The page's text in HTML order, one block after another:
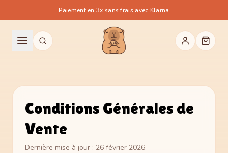
Paiement en 3x sans frais avec Klarna
Conditions Générales de
Vente
Dernière mise à jour : 26 février 2026